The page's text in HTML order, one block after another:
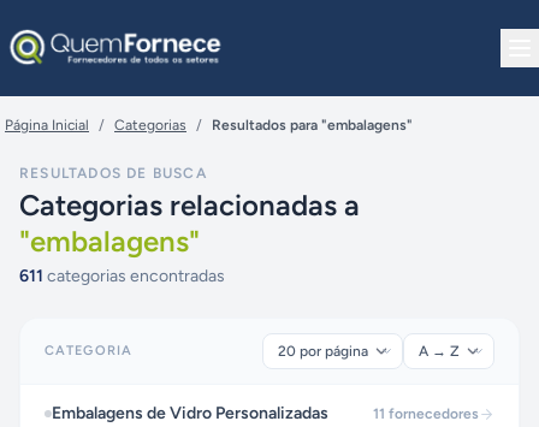
Página Inicial / Categorias / Resultados para "embalagens"
RESULTADOS DE BUSCA
Categorias relacionadas a
"embalagens"
611 categorias encontradas
CATEGORIA
Embalagens de Vidro Personalizadas 11 fornecedores